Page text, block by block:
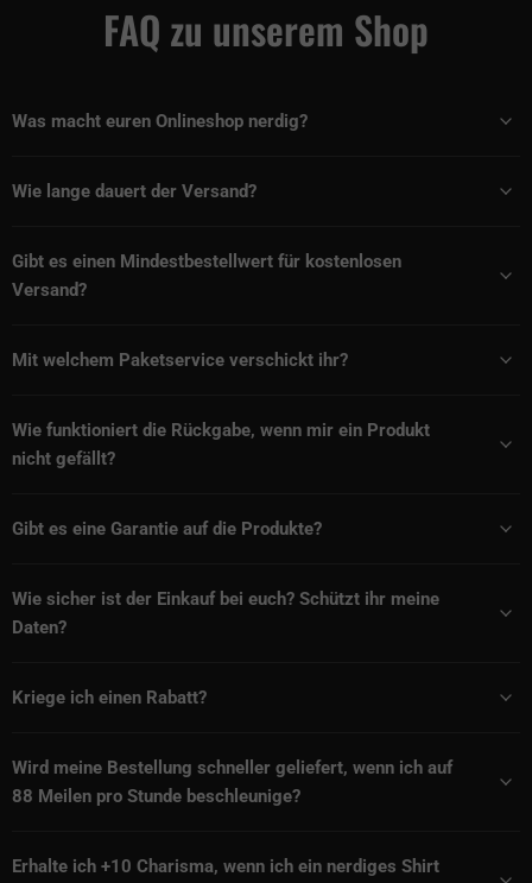
FAQ zu unserem Shop
Was macht euren Onlineshop nerdig?
Wie lange dauert der Versand?
Gibt es einen Mindestbestellwert für kostenlosen
Versand?
Mit welchem Paketservice verschickt ihr?
Wie funktioniert die Rückgabe, wenn mir ein Produkt
nicht gefällt?
Gibt es eine Garantie auf die Produkte?
Wie sicher ist der Einkauf bei euch? Schützt ihr meine
Daten?
Kriege ich einen Rabatt?
Wird meine Bestellung schneller geliefert, wenn ich auf
88 Meilen pro Stunde beschleunige?
Erhalte ich +10 Charisma, wenn ich ein nerdiges Shirt